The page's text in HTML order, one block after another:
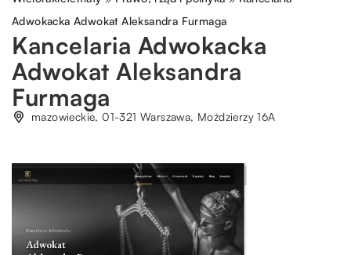
Adwokacka Adwokat Aleksandra Furmaga
Kancelaria Adwokacka
Adwokat Aleksandra
Furmaga
mazowieckie, 01-321 Warszawa, Moździerzy 16A